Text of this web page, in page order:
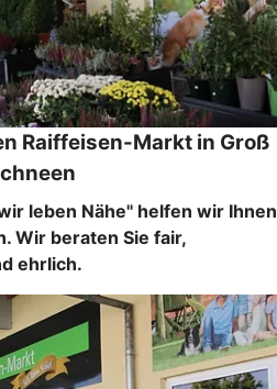
Raiffeisen-Markt in Groß
leben Nähe" helfen wir Ihnen
Wir beraten Sie fair,
ehrlich.